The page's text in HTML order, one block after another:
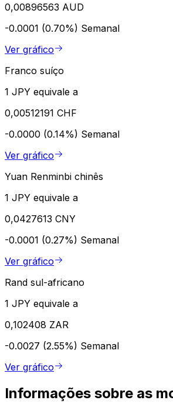
0,00896563 AUD
-0.0001 (0.70%) Semanal
Ver gráfico
Franco suíço
1 JPY equivale a
0,00512191 CHF
-0.0000 (0.14%) Semanal
Ver gráfico
Yuan Renminbi chinês
1 JPY equivale a
0,0427613 CNY
-0.0001 (0.27%) Semanal
Ver gráfico
Rand sul-africano
1 JPY equivale a
0,102408 ZAR
-0.0027 (2.55%) Semanal
Ver gráfico
Informações sobre as